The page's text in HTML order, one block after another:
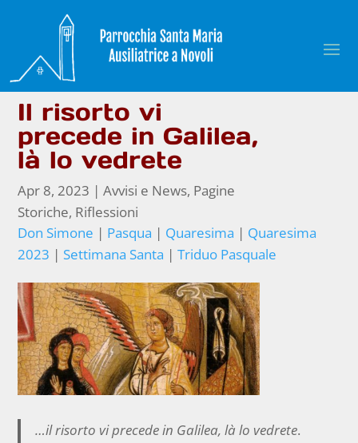
Il risorto vi
precede in Galilea,
là lo vedrete
Apr 8, 2023 |Avvisi e News, Pagine
Storiche, Riflessioni
Don Simone | Pasqua | Quaresima | Quaresima
2023 | Settimana Santa |Triduo Pasquale
…il risorto vi precede in Galilea, là lo vedrete.